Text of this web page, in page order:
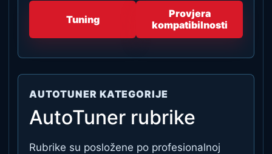
Tuning
Provjera
kompatibilnosti
AUTOTUNER KATEGORIJE
AutoTuner rubrike
Rubrike su posložene po profesionalnoj